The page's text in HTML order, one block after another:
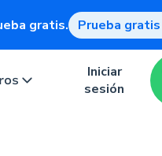
gratis. Prueba gratis
Iniciar
sesión